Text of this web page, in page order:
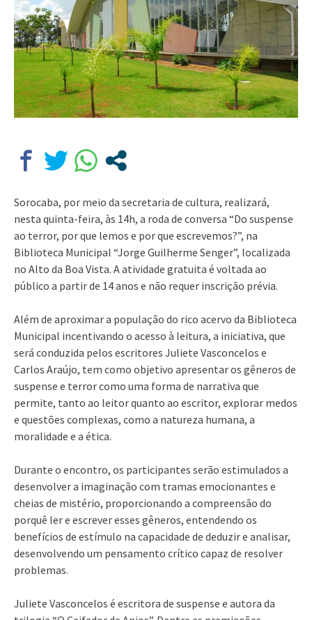
Sorocaba, por meio da secretaria de cultura, realizará,
nesta quinta-feira, às 14h, a roda de conversa “Do suspense
ao terror, por que lemos e por que escrevemos?”, na
Biblioteca Municipal “Jorge Guilherme Senger”, localizada
no Alto da Boa Vista. A atividade gratuita é voltada ao
público a partir de 14 anos e não requer inscrição prévia.
Além de aproximar a população do rico acervo da Biblioteca
Municipal incentivando o acesso à leitura, a iniciativa, que
será conduzida pelos escritores Juliete Vasconcelos e
Carlos Araújo, tem como objetivo apresentar os gêneros de
suspense e terror como uma forma de narrativa que
permite, tanto ao leitor quanto ao escritor, explorar medos
e questões complexas, como a natureza humana, a
moralidade e a ética.
Durante o encontro, os participantes serão estimulados a
desenvolver a imaginação com tramas emocionantes e
cheias de mistério, proporcionando a compreensão do
porquê ler e escrever esses gêneros, entendendo os
benefícios de estímulo na capacidade de deduzir e analisar,
desenvolvendo um pensamento crítico capaz de resolver
problemas.
Juliete Vasconcelos é escritora de suspense e autora da